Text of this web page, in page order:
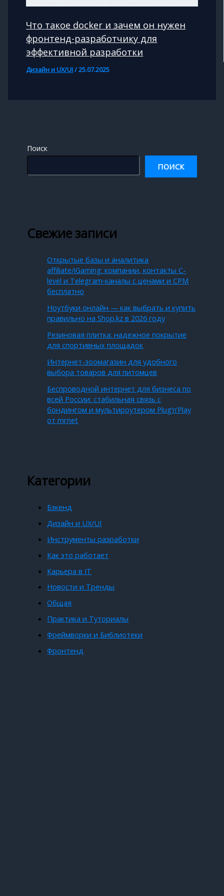
Что такое docker и зачем он нужен
фронтенд-разработчику для
эффективной разработки
Дизайн и UX/UI/25.07.2025
Поиск
ПОИСК
Свежие записи
Открытые базы и аналитика
affiliate/iGaming: компании, контакты C-
level и Telegram‑каналы с ценами и CPM
бесплатно
Ноутбуки онлайн — как выбрать и купить
правильно на Shop.kz в 2026 году
Резиновая плитка: надежное покрытие
для спортивных площадок
Интернет-зоомагазин для удобного
выбора товаров для питомцев
Беспроводной интернет для бизнеса по
всей России: стабильная связь с
бондингом и мультироутером Plug’n’Play
от mrnet
Категории
Бэкенд
Дизайн и UX/UI
Инструменты разработки
Как это работает
Карьера в IT
Новости и Тренды
Общая
Практика и Туториалы
Фреймворки и Библиотеки
Фронтенд